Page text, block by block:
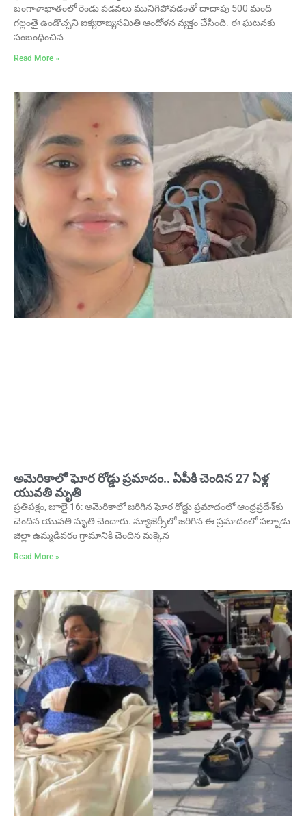
బంగాళాఖాతంలో రెండు పడవలు మునిగిపోవడంతో దాదాపు 500 మంది
గల్లంతై ఉండొచ్చని ఐక్యరాజ్యసమితి ఆందోళన వ్యక్తం చేసింది. ఈ ఘటనకు
సంబంధించిన
Read More »
అమెరికాలో ఘోర రోడ్డు ప్రమాదం.. ఏపీకి చెందిన 27 ఏళ్ల
యువతి మృతి
ప్రతిపక్షం, జూలై 16: అమెరికాలో జరిగిన ఘోర రోడ్డు ప్రమాదంలో ఆంధ్రప్రదేశ్‌కు
చెందిన యువతి మృతి చెందారు. న్యూజెర్సీలో జరిగిన ఈ ప్రమాదంలో పల్నాడు
జిల్లా ఉమ్మడివరం గ్రామానికి చెందిన మక్కెన
Read More »